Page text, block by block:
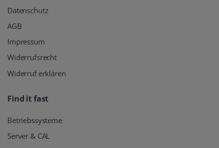
Datenschutz
AGB
Impressum
Widerrufsrecht
Widerruf erklären
Find it fast
Betriebssysteme
Server & CAL